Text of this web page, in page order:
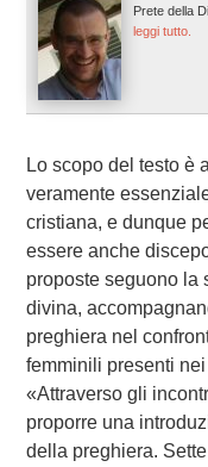
Prete della
leggi tutto.
Lo scopo del testo è
veramente
cristiana, e dunque
essere anche
proposte seguono la
divina,
preghiera nel
femminili presenti
«Attraverso gli
proporre una
della preghiera.